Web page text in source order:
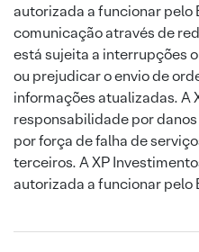
autorizada a funcionar pelo
comunicação através de
está sujeita a interrupções
ou prejudicar o envio de
informações atualizadas. A
responsabilidade por
por força de falha de
terceiros. A XP
autorizada a funcionar pelo